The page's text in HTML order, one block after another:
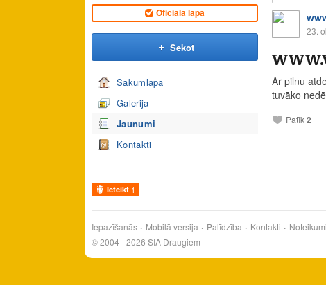
Oficiālā lapa
Sekot
Sākumlapa
Galerija
Jaunumi
Kontakti
Ieteikt 1
23.
Ar pilnu
tuvāko
Patīk2
Iepazīšanās Mobilā versija Palīdzība Kontakti Noteikumi
© 2004 - 2026 SIA Draugiem